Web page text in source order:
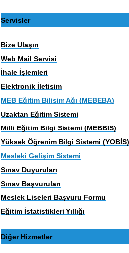
Servisler
Bize Ulaşın
Web Mail Servisi
İhale İşlemleri
Elektronik İletişim
MEB Eğitim Bilişim Ağı (MEBEBA)
Uzaktan Eğitim Sistemi
Milli Eğitim Bilgi Sistemi (MEBBIS)
Yüksek Öğrenim Bilgi Sistemi (YOBİS)
Mesleki Gelişim Sistemi
Sınav Duyuruları
Sınav Başvuruları
Meslek Liseleri Başvuru Formu
Eğitim İstatistikleri Yıllığı
Diğer Hizmetler